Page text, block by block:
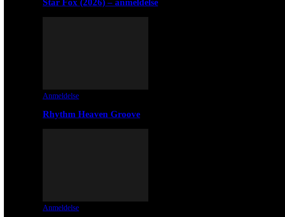
Star Fox (2026) – anmeldelse
Anmeldelse
Rhythm Heaven Groove
Anmeldelse